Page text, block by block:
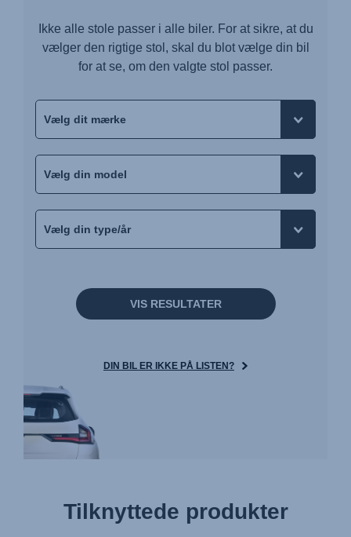
Ikke alle stole passer i alle biler. For at sikre, at du
vælger den rigtige stol, skal du blot vælge din bil
for at se, om den valgte stol passer.
VIS RESULTATER
DIN BIL ER IKKE PÅ LISTEN?
Tilknyttede produkter